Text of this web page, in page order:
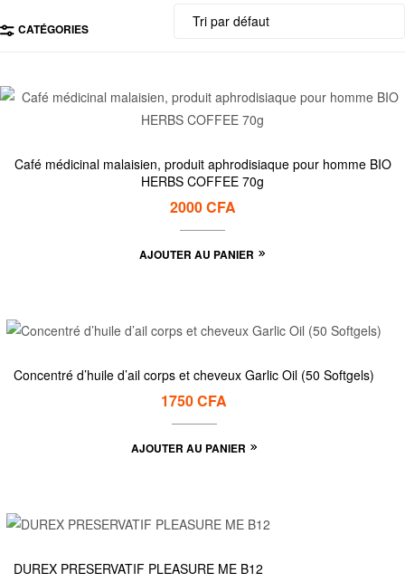
CATÉGORIES
Café médicinal malaisien, produit aphrodisiaque pour homme BIO
HERBS COFFEE 70g
2000CFA
AJOUTER AU PANIER
Concentré d’huile d’ail corps et cheveux Garlic Oil (50 Softgels)
1750CFA
AJOUTER AU PANIER
DUREX PRESERVATIF PLEASURE ME B12